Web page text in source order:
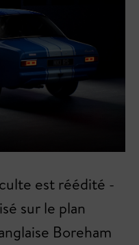
est réédité -
sur le plan
Boreham